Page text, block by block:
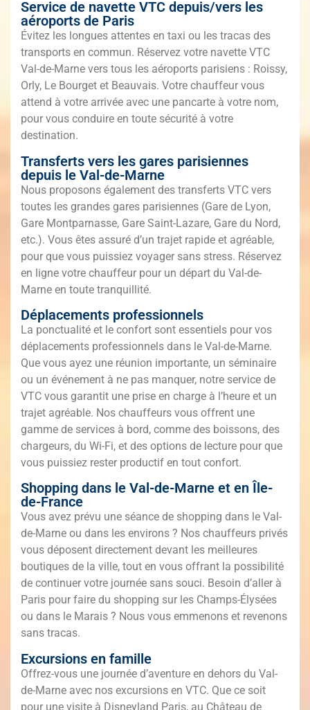
Service de navette VTC depuis/vers les
aéroports de Paris
Évitez les longues attentes en taxi ou les tracas des
transports en commun. Réservez votre navette VTC
Val-de-Marne vers tous les aéroports parisiens : Roissy,
Orly, Le Bourget et Beauvais. Votre chauffeur vous
attend à votre arrivée avec une pancarte à votre nom,
pour vous conduire en toute sécurité à votre
destination.
Transferts vers les gares parisiennes
depuis le Val-de-Marne
Nous proposons également des transferts VTC vers
toutes les grandes gares parisiennes (Gare de Lyon,
Gare Montparnasse, Gare Saint-Lazare, Gare du Nord,
etc.). Vous êtes assuré d’un trajet rapide et agréable,
pour que vous puissiez voyager sans stress. Réservez
en ligne votre chauffeur pour un départ du Val-de-
Marne en toute tranquillité.
Déplacements professionnels
La ponctualité et le confort sont essentiels pour vos
déplacements professionnels dans le Val-de-Marne.
Que vous ayez une réunion importante, un séminaire
ou un événement à ne pas manquer, notre service de
VTC vous garantit une prise en charge à l’heure et un
trajet agréable. Nos chauffeurs vous offrent une
gamme de services à bord, comme des boissons, des
chargeurs, du Wi-Fi, et des options de lecture pour que
vous puissiez rester productif en tout confort.
Shopping dans le Val-de-Marne et en Île-
de-France
Vous avez prévu une séance de shopping dans le Val-
de-Marne ou dans les environs ? Nos chauffeurs privés
vous déposent directement devant les meilleures
boutiques de la ville, tout en vous offrant la possibilité
de continuer votre journée sans souci. Besoin d’aller à
Paris pour faire du shopping sur les Champs-Élysées
ou dans le Marais ? Nous vous emmenons et revenons
sans tracas.
Excursions en famille
Offrez-vous une journée d’aventure en dehors du Val-
de-Marne avec nos excursions en VTC. Que ce soit
pour une visite à Disneyland Paris, au Château de